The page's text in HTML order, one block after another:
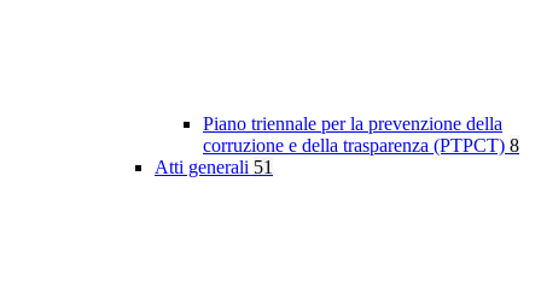
Piano triennale per la prevenzione della
corruzione e della trasparenza (PTPCT) 8
Atti generali 51